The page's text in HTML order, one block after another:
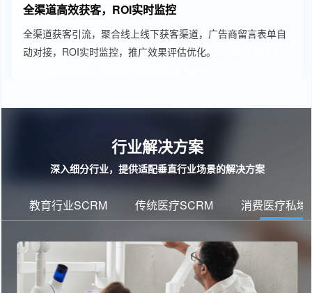
全渠道高效获客，ROI实时监控
全渠道获客引流，聚合线上线下获客渠道，广告商留言表单自
动对接，ROI实时监控，推广效果评估优化。
行业解决方案
深入细分行业，提供适配垂直行业场景的解决方案
教育行业SCRM 传统医疗SCRM 消费医疗私域